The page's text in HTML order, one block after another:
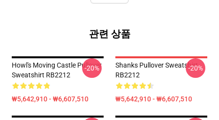
관련 상품
Howl's Moving Castle Pullover
Sweatshirt RB2212
₩5,642,910 - ₩6,607,510
-20%
Shanks Pullover Sweatshirt
RB2212
₩5,642,910 - ₩6,607,510
-20%